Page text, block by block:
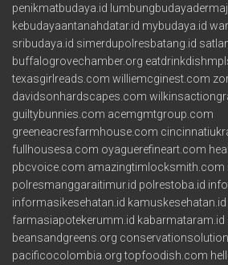
penikmatbudaya.id
kebudayaantanahdatar.id mybudaya.id
sribudaya.id simerdupolresbatang.id
buffalogrovechamber.org
texasgirlreads.com williemcginest.com
davidsonhardscapes.com
guiltybunnies.com acemgmtgroup.com
greeneacresfarmhouse.com
fullhousesa.com oyaguerefineart.com
pbcvoice.com amazingtimlocksmith.com
polresmanggaraitimur.id polrestoba.id
informasikesehatan.id kamuskesehatan.id
farmasiapotekerumm.id kabarmataram.id
beansandgreens.org
pacificocolombia.org topfoodish.com